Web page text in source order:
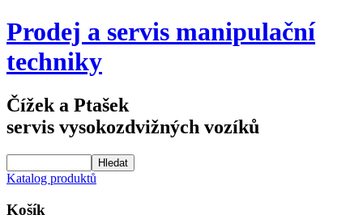
Prodej a servis manipulační
techniky
Čížek a Ptašek
servis vysokozdvižných vozíků
Katalog produktů
Košík